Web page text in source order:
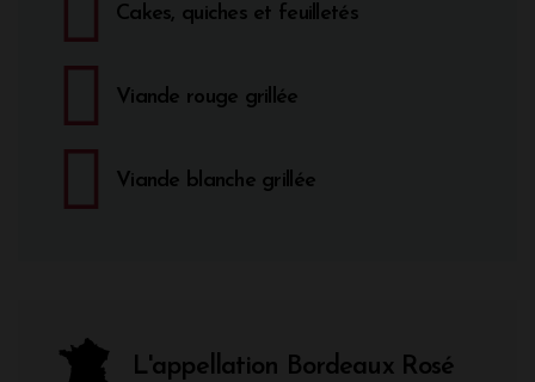
Cakes, quiches et feuilletés
Viande rouge grillée
Viande blanche grillée
L'appellation Bordeaux Rosé